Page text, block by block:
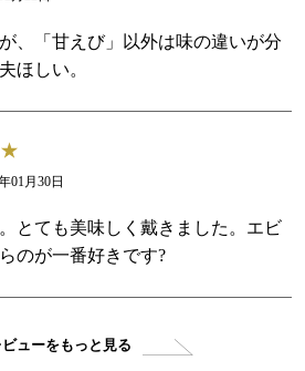
、「甘えび」以外は味の違いが分
ほしい。
01月30日
とても美味しく戴きました。エビ
のが一番好きです?